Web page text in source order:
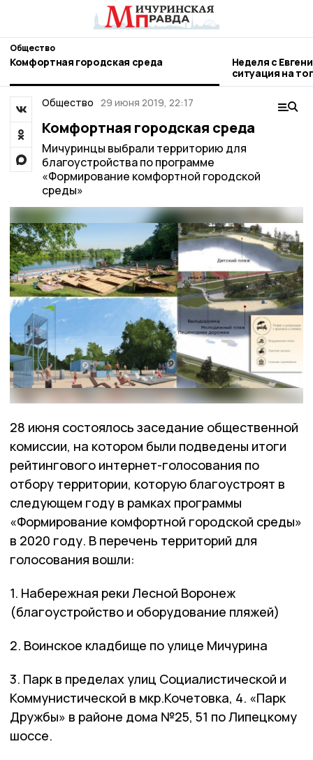
Общество
Комфортная городская среда
Неделя с
ситуация на
городе и
Общество 29 июня 2019, 22:17
Комфортная городская среда
Мичуринцы выбрали территорию для
благоустройства по программе
«Формирование комфортной городской
среды»
28 июня состоялось заседание общественной
комиссии, на котором были подведены итоги
рейтингового интернет-голосования по
отбору территории, которую благоустроят в
следующем году в рамках программы
«Формирование комфортной городской среды»
в 2020 году. В перечень территорий для
голосования вошли:
1. Набережная реки Лесной Воронеж
(благоустройство и оборудование пляжей)
2. Воинское кладбище по улице Мичурина
3. Парк в пределах улиц Социалистической и
Коммунистической в мкр.Кочетовка, 4. «Парк
Дружбы» в районе дома №25, 51 поЛипецкому
шоссе.